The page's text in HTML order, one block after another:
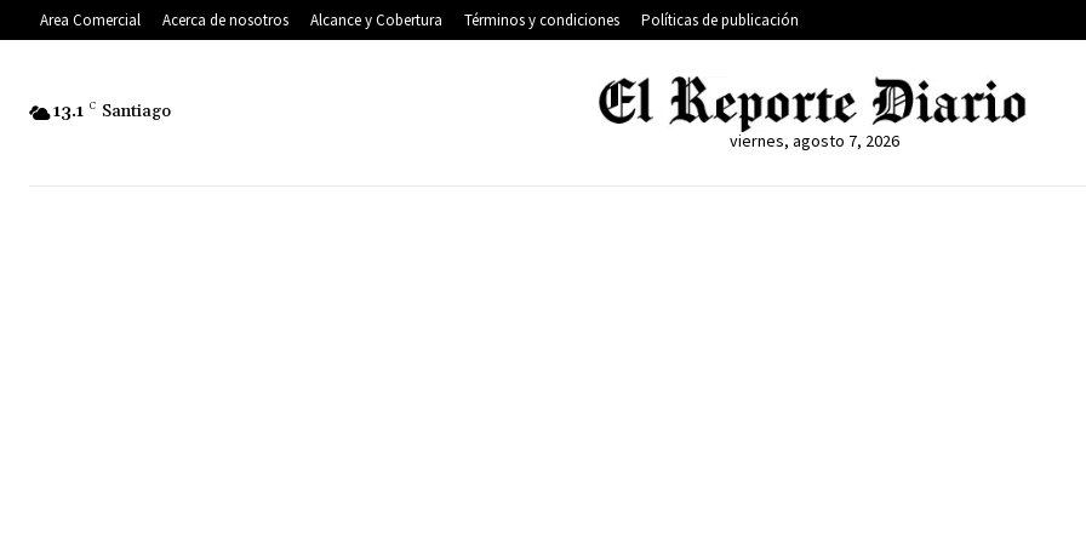
Area Comercial Acerca de nosotros Alcance y Cobertura Términos y condiciones Políticas de publicación
13.1 C Santiago
viernes, agosto 7, 2026